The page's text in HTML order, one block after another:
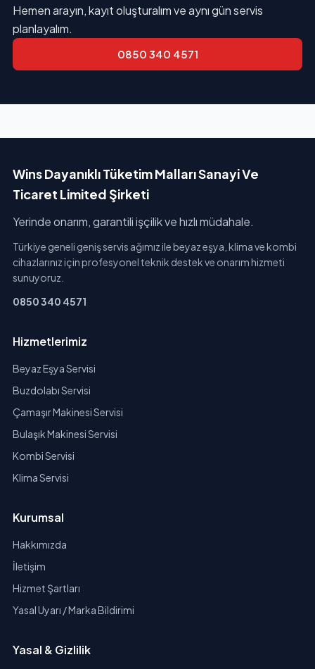
Hemen arayın, kayıt oluşturalım ve aynı gün servis
planlayalım.
0850 340 4571
Wins Dayanıklı Tüketim Malları Sanayi Ve
Ticaret Limited Şirketi
Yerinde onarım, garantili işçilik ve hızlı müdahale.
Türkiye geneli geniş servis ağımız ile beyaz eşya, klima ve kombi
cihazlarınız için profesyonel teknik destek ve onarım hizmeti
sunuyoruz.
0850 340 4571
Hizmetlerimiz
Beyaz Eşya Servisi
Buzdolabı Servisi
Çamaşır Makinesi Servisi
Bulaşık Makinesi Servisi
Kombi Servisi
Klima Servisi
Kurumsal
Hakkımızda
İletişim
Hizmet Şartları
Yasal Uyarı / Marka Bildirimi
Yasal & Gizlilik